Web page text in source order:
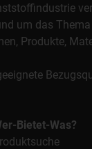
um das
Produkte,
Bietet-Was?